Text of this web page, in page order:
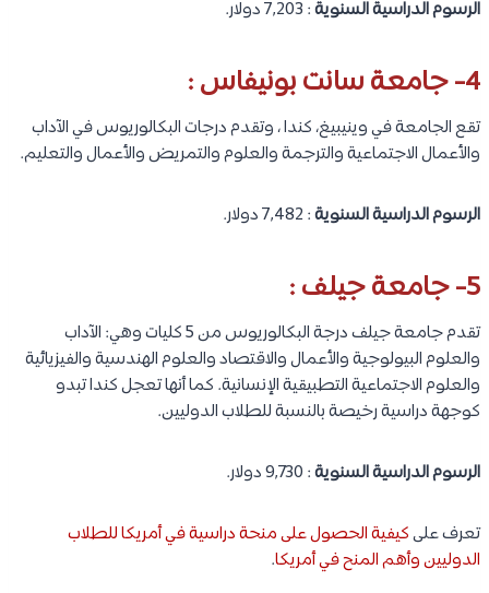
الرسوم الدراسية السنوية: 7,203 دولار.
4- جامعة سانت بونيفاس :
تقع الجامعة في وينيبيغ، كندا ، وتقدم درجات البكالوريوس في الآداب
والأعمال الاجتماعية والترجمة والعلوم والتمريض والأعمال والتعليم.
الرسوم الدراسية السنوية: 7,482 دولار.
5- جامعة جيلف :
تقدم جامعة جيلف درجة البكالوريوس من 5 كليات وهي: الآداب
والعلوم البيولوجية والأعمال والاقتصاد والعلوم الهندسية والفيزيائية
والعلوم الاجتماعية التطبيقية الإنسانية. كما أنها تعجل كندا تبدو
كوجهة دراسية رخيصة بالنسبة للطلاب الدوليين.
الرسوم الدراسية السنوية: 9,730 دولار.
تعرف علىكيفية الحصول على منحة دراسية في أمريكا للطلاب
الدوليين وأهم المنح في أمريكا.